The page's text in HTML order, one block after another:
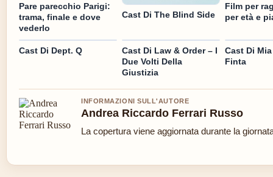
Pare parecchio Parigi:
trama, finale e dove
vederlo
Cast Di The Blind Side
Film per
per età e
Cast Di Dept. Q
Cast Di Law & Order – I
Due Volti Della
Giustizia
Cast Di
Finta
INFORMAZIONI SULL'AUTORE
Andrea Riccardo Ferrari Russo
La copertura viene aggiornata durante la